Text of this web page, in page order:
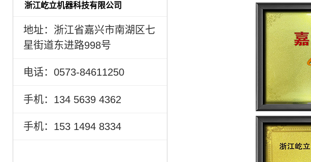
浙江屹立机器科技有限公司
地址：浙江省嘉兴市南湖区七
星街道东进路998号
电话：0573-84611250
手机：134 5639 4362
手机：153 1494 8334